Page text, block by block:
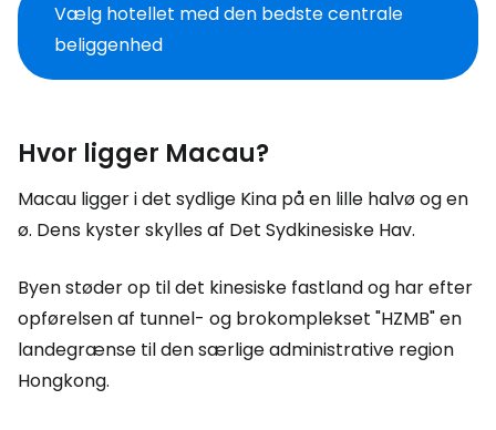
Vælg hotellet med den bedste centrale
beliggenhed
Hvor ligger Macau?
Macau ligger i det sydlige Kina på en lille halvø og en
ø. Dens kyster skylles af Det Sydkinesiske Hav.
Byen støder op til det kinesiske fastland og har efter
opførelsen af tunnel- og brokomplekset "HZMB" en
landegrænse til den særlige administrative region
Hongkong.